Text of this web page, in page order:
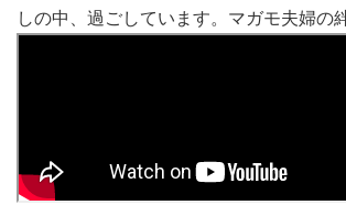
しの中、過ごしています。マガモ夫婦の